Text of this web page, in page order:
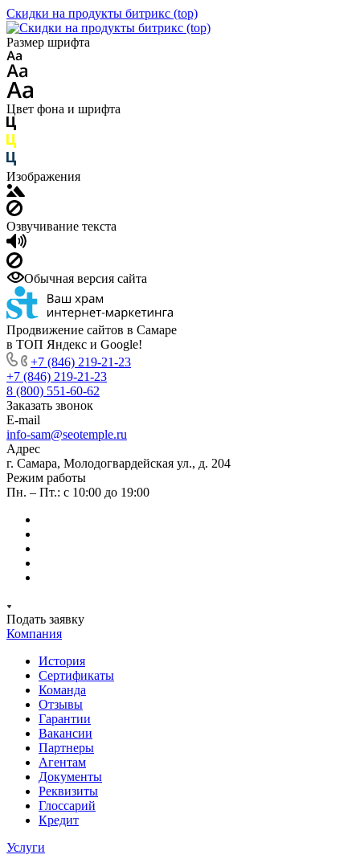
Скидки на продукты битрикс (top)
Размер шрифта
Цвет фона и шрифта
Изображения
Озвучивание текста
Обычная версия сайта
Продвижение сайтов в Самаре
в ТОП Яндекс и Google!
+7 (846) 219-21-23
+7 (846) 219-21-23
8 (800) 551-60-62
Заказать звонок
E-mail
info-sam@seotemple.ru
Адрес
г. Самара, Молодогвардейская ул., д. 204
Режим работы
Пн. – Пт.: с 10:00 до 19:00
Подать заявку
Компания
История
Сертификаты
Команда
Отзывы
Гарантии
Вакансии
Партнеры
Агентам
Документы
Реквизиты
Глоссарий
Кредит
Услуги